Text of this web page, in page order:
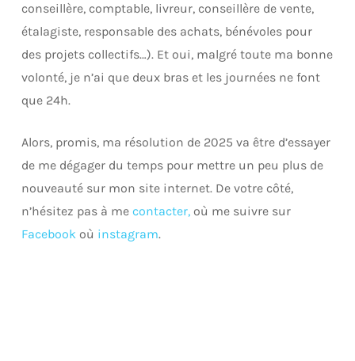
conseillère, comptable, livreur, conseillère de vente,
étalagiste, responsable des achats, bénévoles pour
des projets collectifs…). Et oui, malgré toute ma bonne
volonté, je n’ai que deux bras et les journées ne font
que 24h.
Alors, promis, ma résolution de 2025 va être d’essayer
de me dégager du temps pour mettre un peu plus de
nouveauté sur mon site internet. De votre côté,
n’hésitez pas à me contacter,où me suivre sur
Facebook où instagram.